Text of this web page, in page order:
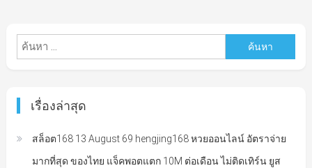
ค้นหา
สำหรับ:
เรื่องล่าสุด
สล็อต168 13 August 69 hengjing168 หวยออนไลน์ อัตราจ่าย
มากที่สุด ของไทย แจ็คพอตแตก 10M ต่อเดือน ไม่ติดเทิร์น ยูส